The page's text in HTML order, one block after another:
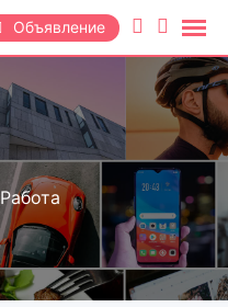
Объявление
Работа